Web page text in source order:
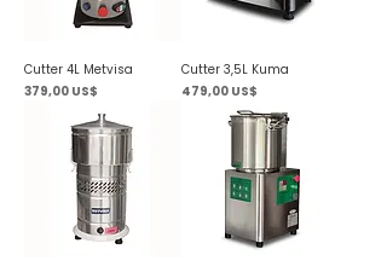
Cutter 4L Metvisa
Precio
379,00 US$
Cutter 3,5L Kuma
Precio
479,00 US$